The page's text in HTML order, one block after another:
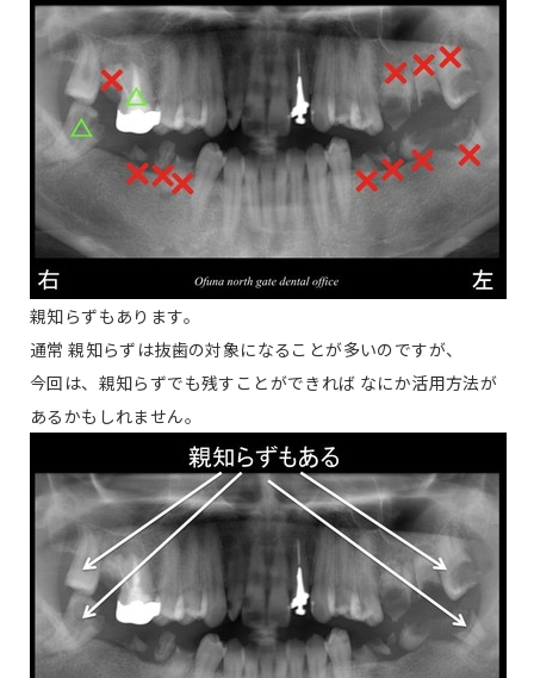
親知らずもあります。
通常 親知らずは抜歯の対象になることが多いのですが、
今回は、親知らずでも残すことができれば なにか活用方法が
あるかもしれません。